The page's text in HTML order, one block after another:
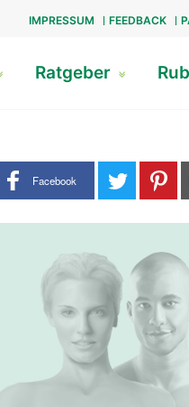
IMPRESSUM FEEDBACK
Ratgeber
Share buttons
Facebook